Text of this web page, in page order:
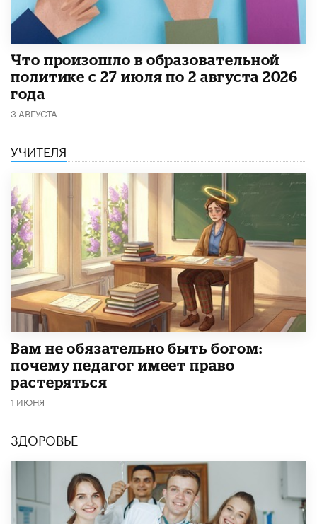
​Что произошло в образовательной
политике с 27 июля по 2 августа 2026
года
3 АВГУСТА
УЧИТЕЛЯ
​Вам не обязательно быть богом:
почему педагог имеет право
растеряться
1 ИЮНЯ
ЗДОРОВЬЕ